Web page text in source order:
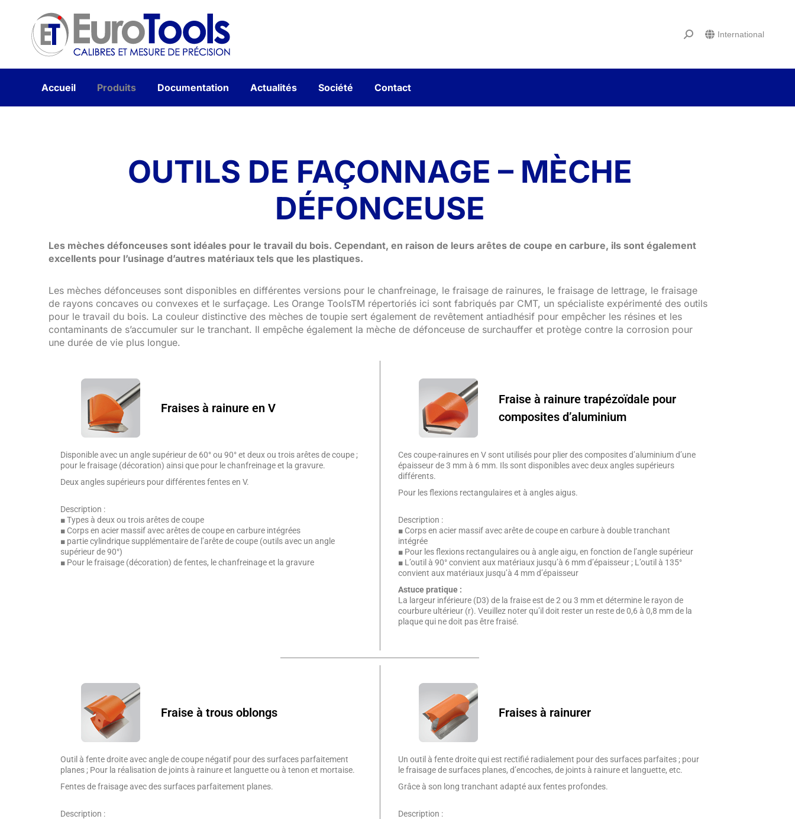
International
Accueil Produits Documentation Actualités Société Contact
OUTILS DE FAÇONNAGE – MÈCHE
DÉFONCEUSE
Les mèches défonceuses sont idéales pour le travail du bois. Cependant, en raison de leurs arêtes de coupe en carbure, ils sont également
excellents pour l’usinage d’autres matériaux tels que les plastiques.
Les mèches défonceuses sont disponibles en différentes versions pour le chanfreinage, le fraisage de rainures, le fraisage de lettrage, le fraisage
de rayons concaves ou convexes et le surfaçage. Les Orange ToolsTM répertoriés ici sont fabriqués par CMT, un spécialiste expérimenté des outils
pour le travail du bois. La couleur distinctive des mèches de toupie sert également de revêtement antiadhésif pour empêcher les résines et les
contaminants de s’accumuler sur le tranchant. Il empêche également la mèche de défonceuse de surchauffer et protège contre la corrosion pour
une durée de vie plus longue.
Fraises à rainure en V
Disponible avec un angle supérieur de 60° ou 90° et deux ou trois arêtes de coupe ;
pour le fraisage (décoration) ainsi que pour le chanfreinage et la gravure.
Deux angles supérieurs pour différentes fentes en V.
Description :
■ Types à deux ou trois arêtes de coupe
■ Corps en acier massif avec arêtes de coupe en carbure intégrées
■ partie cylindrique supplémentaire de l’arête de coupe (outils avec un angle
supérieur de 90°)
■ Pour le fraisage (décoration) de fentes, le chanfreinage et la gravure
Fraise à rainure trapézoïdale pour
composites d’aluminium
Ces coupe-rainures en V sont utilisés pour plier des composites d’aluminium d’une
épaisseur de 3 mm à 6 mm. Ils sont disponibles avec deux angles supérieurs
différents.
Pour les flexions rectangulaires et à angles aigus.
Description :
■ Corps en acier massif avec arête de coupe en carbure à double tranchant
intégrée
■ Pour les flexions rectangulaires ou à angle aigu, en fonction de l’angle supérieur
■ L’outil à 90° convient aux matériaux jusqu’à 6 mm d’épaisseur ; L’outil à 135°
convient aux matériaux jusqu’à 4 mm d’épaisseur
Astuce pratique :
La largeur inférieure (D3) de la fraise est de 2 ou 3 mm et détermine le rayon de
courbure ultérieur (r). Veuillez noter qu’il doit rester un reste de 0,6 à 0,8 mm de la
plaque qui ne doit pas être fraisé.
Fraise à trous oblongs
Outil à fente droite avec angle de coupe négatif pour des surfaces parfaitement
planes ; Pour la réalisation de joints à rainure et languette ou à tenon et mortaise.
Fentes de fraisage avec des surfaces parfaitement planes.
Description :
Fraises à rainurer
Un outil à fente droite qui est rectifié radialement pour des surfaces parfaites ; pour
le fraisage de surfaces planes, d’encoches, de joints à rainure et languette, etc.
Grâce à son long tranchant adapté aux fentes profondes.
Description :